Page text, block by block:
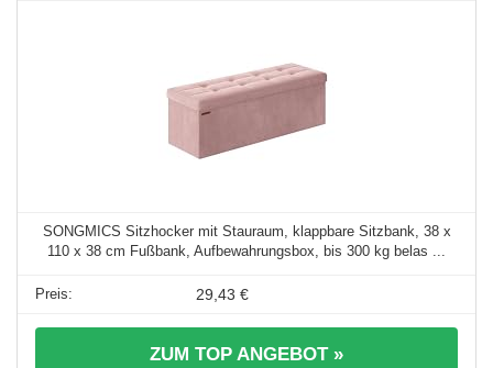
SONGMICS Sitzhocker mit Stauraum, klappbare Sitzbank, 38 x
110 x 38 cm Fußbank, Aufbewahrungsbox, bis 300 kg belas ...
29,43 €
ZUM TOP ANGEBOT »